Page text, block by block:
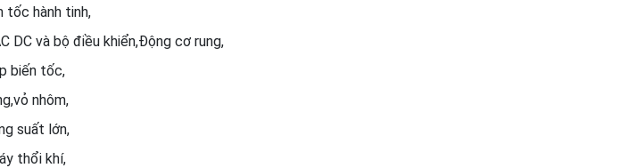
hành tinh,
DC và bộ điều khiển,Động cơ rung,
biến tốc,
nhôm,
suất lớn,
thổi khí,